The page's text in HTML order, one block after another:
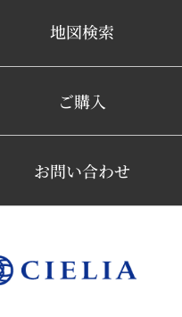
地図検索
ご購入
お問い合わせ